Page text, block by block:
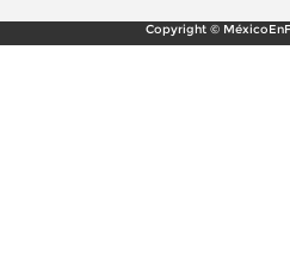
Copyright ©